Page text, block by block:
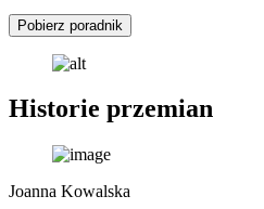
Pobierz poradnik
Historie przemian
Joanna Kowalska